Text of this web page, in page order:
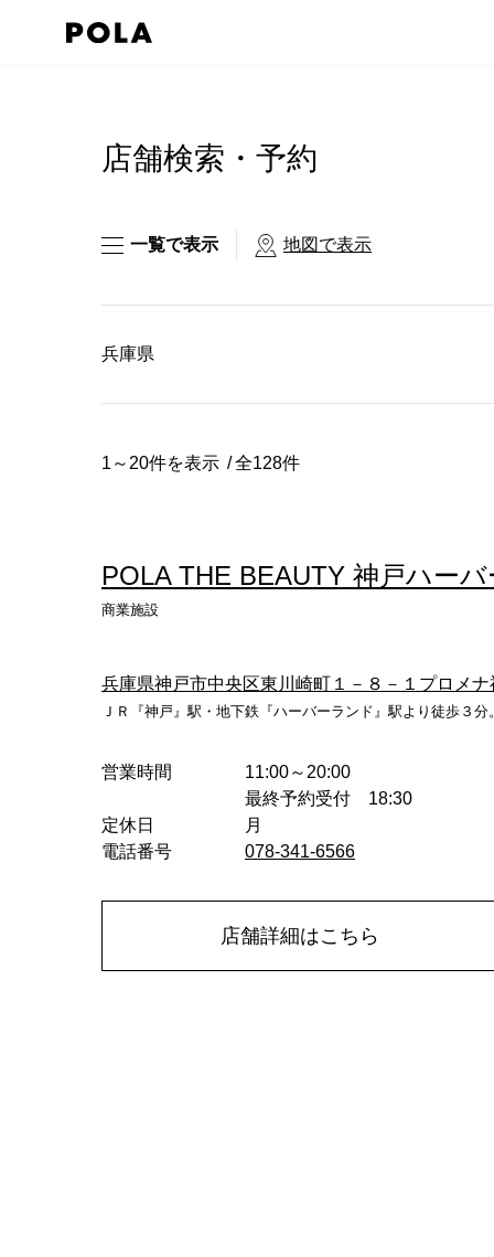
店舗検索・予約
一覧で表示 地図で表示
兵庫県
1～20件を表示 全128件
POLA THE BEAUTY 神戸ハー
商業施設
兵庫県神戸市中央区東川崎町１－８－１プロメナ
ＪＲ『神戸』駅・地下鉄『ハーバーランド』駅より徒歩３
営業時間
11:00～20:00
最終予約受付 18:30
定休日
月
電話番号
078-341-6566
店舗詳細はこちら